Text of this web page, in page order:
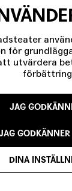
OCH
för
utvärdera
JAG
DINA